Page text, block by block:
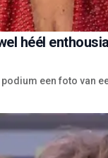
héél
een foto van